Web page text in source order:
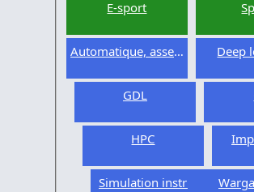
E-sport
Automatique, asservissement
Deep
GDL
HPC
Simulation instrumentée